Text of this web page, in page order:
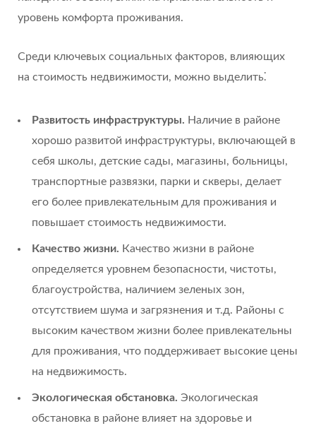
уровень комфорта проживания.
Среди ключевых социальных факторов, влияющих
на стоимость недвижимости, можно выделить⁚
Развитость инфраструктуры. Наличие в районе
хорошо развитой инфраструктуры, включающей в
себя школы, детские сады, магазины, больницы,
транспортные развязки, парки и скверы, делает
его более привлекательным для проживания и
повышает стоимость недвижимости.
Качество жизни. Качество жизни в районе
определяется уровнем безопасности, чистоты,
благоустройства, наличием зеленых зон,
отсутствием шума и загрязнения и т.д. Районы с
высоким качеством жизни более привлекательны
для проживания, что поддерживает высокие цены
на недвижимость.
Экологическая обстановка. Экологическая
обстановка в районе влияет на здоровье и